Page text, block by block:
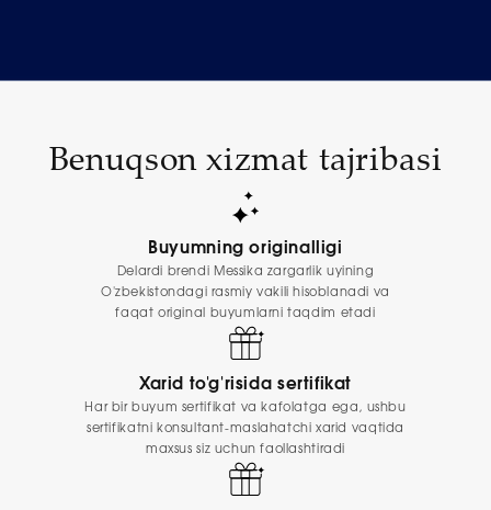
Benuqson xizmat tajribasi
Buyumning originalligi
Delardi brendi Messika zargarlik uyining
O'zbekistondagi rasmiy vakili hisoblanadi va
faqat original buyumlarni taqdim etadi
Xarid to'g'risida sertifikat
Har bir buyum sertifikat va kafolatga ega, ushbu
sertifikatni konsultant-maslahatchi xarid vaqtida
maxsus siz uchun faollashtiradi